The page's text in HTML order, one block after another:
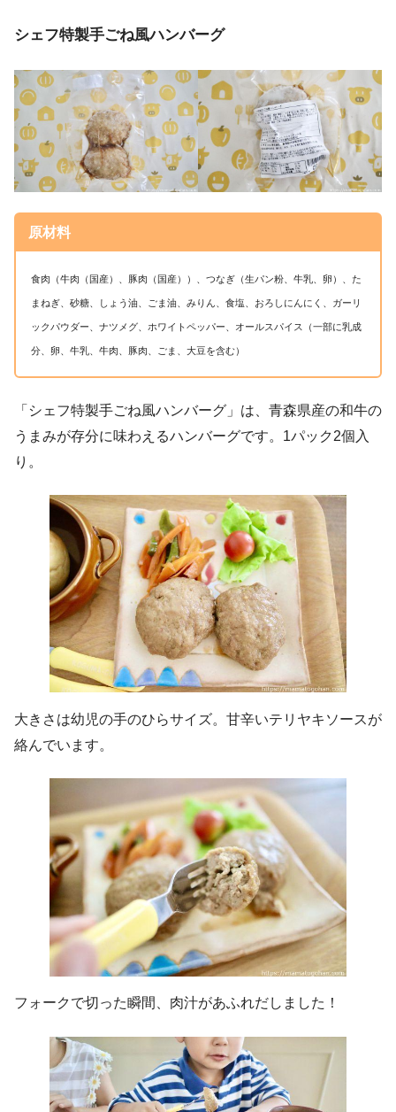
シェフ特製手ごね風ハンバーグ
原材料
食肉（牛肉（国産）、豚肉（国産））、つなぎ（生パン粉、牛乳、卵）、た
まねぎ、砂糖、しょう油、ごま油、みりん、食塩、おろしにんにく、ガーリ
ックパウダー、ナツメグ、ホワイトペッパー、オールスパイス（一部に乳成
分、卵、牛乳、牛肉、豚肉、ごま、大豆を含む）
「シェフ特製手ごね風ハンバーグ」は、青森県産の和牛の
うまみが存分に味わえるハンバーグです。1パック2個入
り。
大きさは幼児の手のひらサイズ。甘辛いテリヤキソースが
絡んでいます。
フォークで切った瞬間、肉汁があふれだしました！